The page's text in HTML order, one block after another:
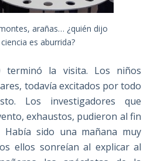
arañas… ¿quién dijo
es aburrida?
terminó la visita. Los niños
todavía excitados por todo
Los investigadores que
exhaustos, pudieron al fin
Había sido una mañana muy
ellos sonreían al explicar al